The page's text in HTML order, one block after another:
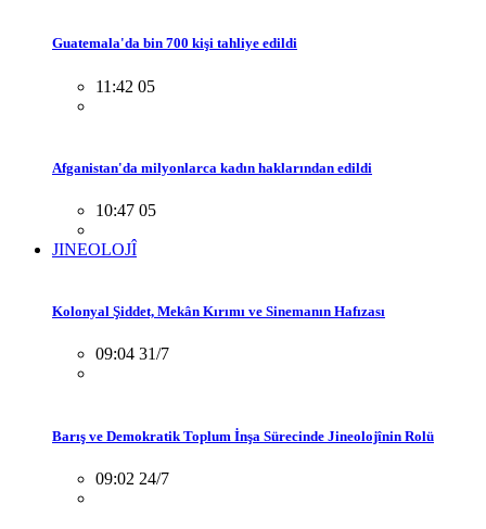
Guatemala'da bin 700 kişi tahliye edildi
11:42 05
Afganistan'da milyonlarca kadın haklarından edildi
10:47 05
JINEOLOJÎ
Kolonyal Şiddet, Mekân Kırımı ve Sinemanın Hafızası
09:04 31/7
Barış ve Demokratik Toplum İnşa Sürecinde Jineolojînin Rolü
09:02 24/7